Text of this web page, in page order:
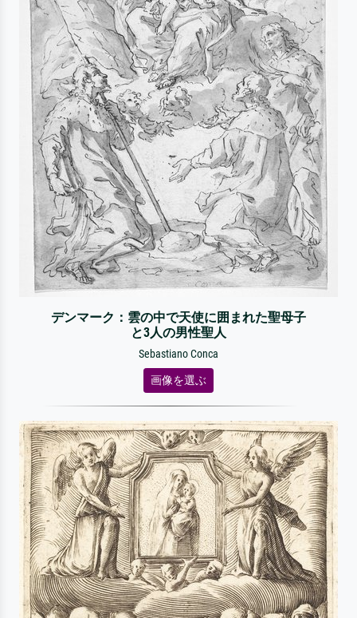
デンマーク：雲の中で天使に囲まれた聖母子
と3人の男性聖人
Sebastiano Conca
画像を選ぶ